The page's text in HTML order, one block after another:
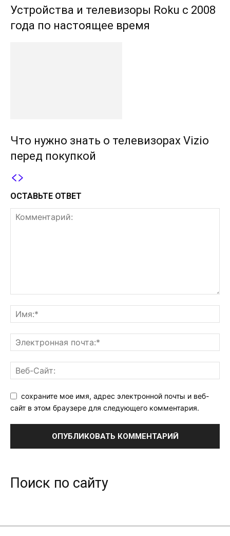
Устройства и телевизоры Roku с 2008
года по настоящее время
Что нужно знать о телевизорах Vizio
перед покупкой
ОСТАВЬТЕ ОТВЕТ
сохраните мое имя, адрес электронной почты и веб-
сайт в этом браузере для следующего комментария.
Поиск по сайту